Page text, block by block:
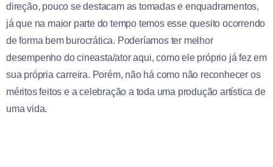
direção, pouco se destacam as tomadas e enquadramentos,
já que na maior parte do tempo temos esse quesito ocorrendo
de forma bem burocrática. Poderíamos ter melhor
desempenho do cineasta/ator aqui, como ele próprio já fez em
sua própria carreira. Porém, não há como não reconhecer os
méritos feitos e a celebração a toda uma produção artística de
uma vida.